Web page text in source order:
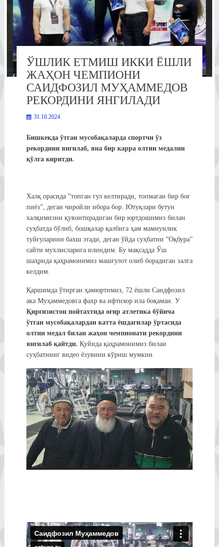
ЎШЛИК ЕТМИШ ИККИ ЁШЛИ
ЖАҲОН ЧЕМПИОНИ
САИДФОЗИЛ МУҲАММЕДОВ
РЕКОРДИНИ ЯНГИЛАДИ
31.10.2024
Бишкекдаўтган мусобақаларда спортчи ўз
рекордини янгилаб, яна бир карра олтин медални
қўлга киритди.
Халқ орасида “топган гул келтиради, топмаган бир боғ
пиёз”, деган чиройли ибора бор. Ютуқлари бутун
халқимизни қувонтирадиган бир юртдошимиз билан
суҳбатда бўлиб, бошқалар қалбига ҳам мамнунлик
туйғуларини бахш этади, деган ўйда суҳбатни “Оқбура”
сайти мухлисларига илиндим. Бу мақсадда Ўш
шаҳрида қаҳрамонимиз машғулот олиб борадиган залга
келдим.
Қаршимда ўтирган ҳамюртимиз, 72 ёшли Саидфозил
ака Муҳаммедовга фахр ва ифтихор ила боқаман. У
Қирғизистонпойтахтида оғир атлетика бўйича
ўтган мусобақалардан катта ёшдагилар ўртасида
олтин медал билан жаҳон чемпионати рекордини
янгилаб қайтди. Қуйида қаҳрамонимиз билан
суҳбатнинг видео ёзувини кўриш мумкин.